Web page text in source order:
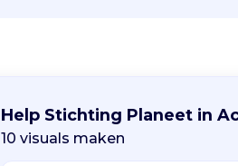
Help Stichting Planeet in
10 visuals maken